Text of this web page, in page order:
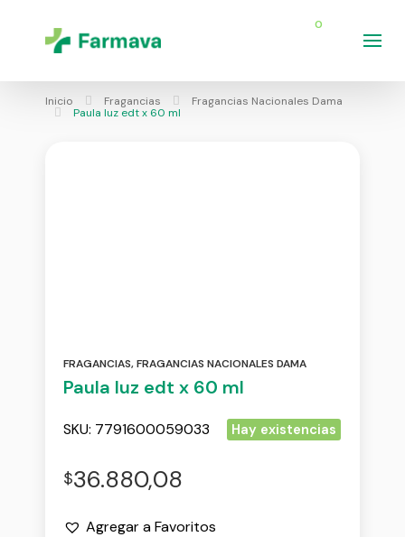
0
Inicio Fragancias
Fragancias Nacionales Dama
Paula luz edt x 60 ml
FRAGANCIAS,FRAGANCIAS NACIONALES DAMA
Paula luz edt x 60 ml
SKU: 7791600059033 Hay existencias
$36.880,08
Agregar a Favoritos